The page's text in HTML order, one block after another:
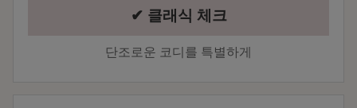
✔ 클래식 체크
단조로운 코디를 특별하게